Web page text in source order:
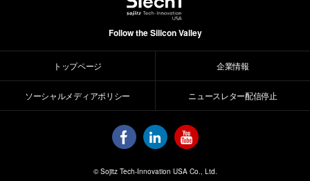
Follow the Silicon Valley
トップページ 企業情報
ソーシャルメディアポリシー ニュースレター配信停止
© Sojitz Tech-Innovation USA Co., Ltd.